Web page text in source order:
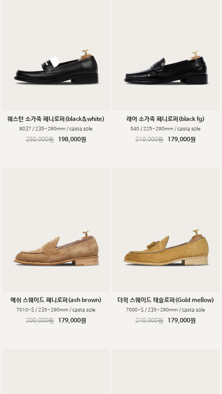
웨스턴 소가죽 페니로퍼(black&white)
8037 / 235~290mm / casta sole
250,000원 198,000원
레어 소가죽 페니로퍼(black fg)
540 / 225~290mm / casta sole
210,000원 179,000원
에쉬 스웨이드 페니로퍼(ash brown)
7010-S / 235~290mm / casta sole
200,000원 179,000원
더윅 스웨이드 테슬로퍼(Gold mellow)
7000-S / 235~290mm / casta sole
210,000원 179,000원